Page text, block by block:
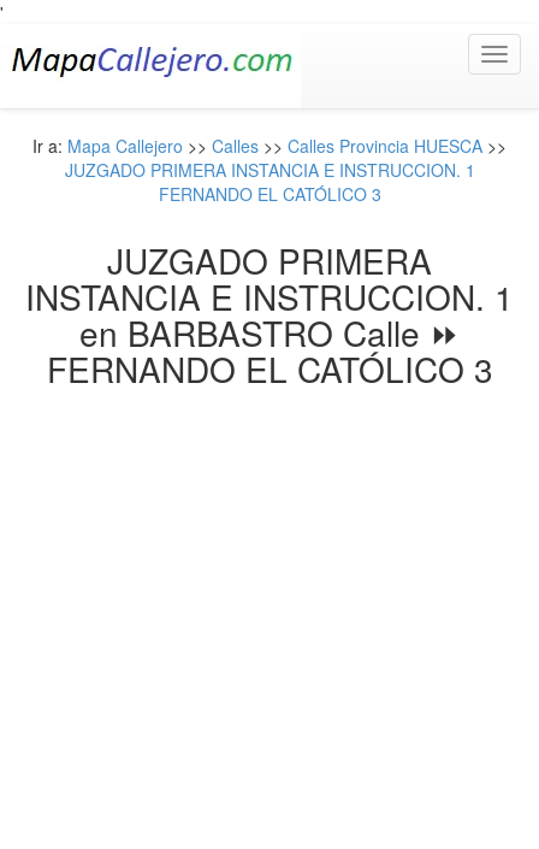
'
Ir a: Mapa Callejero >> Calles >> Calles Provincia HUESCA >>
JUZGADO PRIMERA INSTANCIA E INSTRUCCION. 1
FERNANDO EL CATÓLICO 3
JUZGADO PRIMERA
INSTANCIA E INSTRUCCION. 1
en BARBASTRO Calle ⏩
FERNANDO EL CATÓLICO 3